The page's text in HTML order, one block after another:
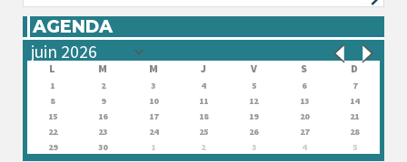
AGENDA
L M M J V S D
1 2 3 4 5 6
7
8
9 10 11 12 13
14
15
16 17 18 19 20
21
22
23 24 25 26 27
28
29
30 1 2 3 4 5